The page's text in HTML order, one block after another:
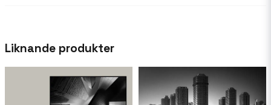
Liknande produkter